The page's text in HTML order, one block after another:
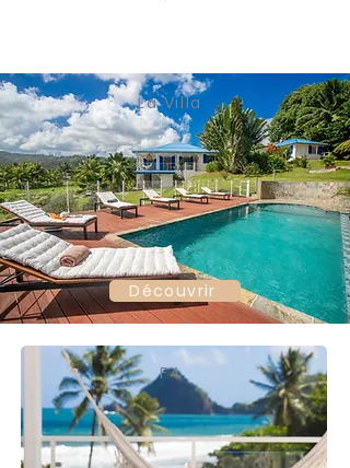
La Villa
Découvrir
F4